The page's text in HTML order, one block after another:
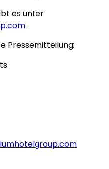
es unter
Pressemitteilung: